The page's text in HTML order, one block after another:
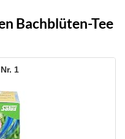
Bachblüten-Tee
1